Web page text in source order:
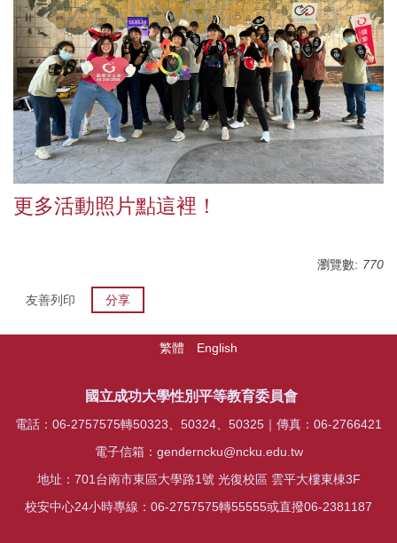
更多活動照片點這裡！
瀏覽數: 770
友善列印 分享
繁體 English
國立成功大學性別平等教育委員會
電話：06-2757575轉50323、50324、50325｜傳真：06-2766421
電子信箱：genderncku@ncku.edu.tw
地址：701台南市東區大學路1號 光復校區 雲平大樓東棟3F
校安中心24小時專線：06-2757575轉55555或直撥06-2381187